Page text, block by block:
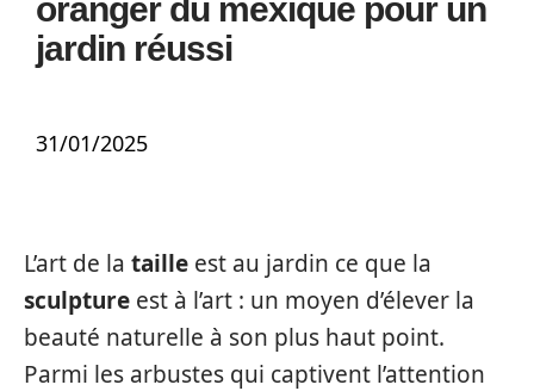
oranger du mexique pour un
jardin réussi
31/01/2025
L’art de la taille est au jardin ce que la
sculpture est à l’art : un moyen d’élever la
beauté naturelle à son plus haut point.
Parmi les arbustes qui captivent l’attention